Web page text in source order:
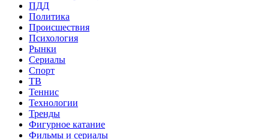
ПДД
Политика
Происшествия
Психология
Рынки
Сериалы
Спорт
ТВ
Теннис
Технологии
Тренды
Фигурное катание
Фильмы и сериалы